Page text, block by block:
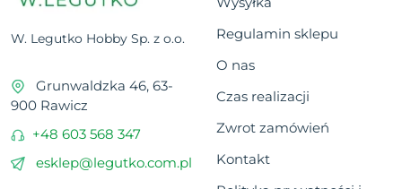
W. Legutko Hobby Sp. z o.o.
Grunwaldzka 46, 63-
900 Rawicz
+48 603 568 347
esklep@legutko.com.pl
Regulamin sklepu
O nas
Czas realizacji
Zwrot zamówień
Kontakt